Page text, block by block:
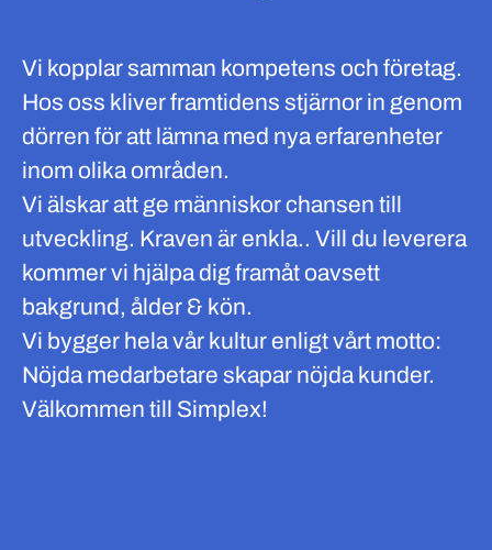
Vi kopplar samman kompetens och företag.
Hos oss kliver framtidens stjärnor in genom
dörren för att lämna med nya erfarenheter
inom olika områden.
Vi älskar att ge människor chansen till
utveckling. Kraven är enkla.. Vill du leverera
kommer vi hjälpa dig framåt oavsett
bakgrund, ålder & kön.
Vi bygger hela vår kultur enligt vårt motto:
Nöjda medarbetare skapar nöjda kunder.
Välkommen till Simplex!